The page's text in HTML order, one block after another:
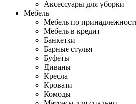
Аксессуары для уборки
Мебель
Мебель по
Мебель в кредит
Банкетки
Барные стулья
Буфеты
Диваны
Кресла
Кровати
Комоды